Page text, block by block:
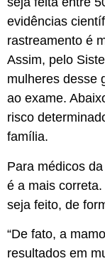
evidências
rastreamento é
Assim, pelo
mulheres desse
ao exame.
risco
família.
Para médicos
é a mais
seja feito, de
“De fato, a
resultados em